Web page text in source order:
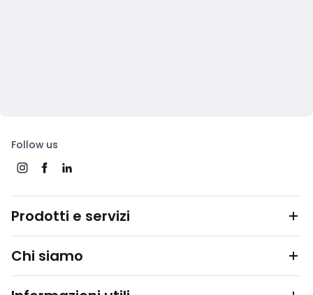
Follow us
Prodotti e servizi
Chi siamo